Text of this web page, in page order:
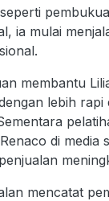
ia mulai
membantu
lebih rapi
di media
mencatat